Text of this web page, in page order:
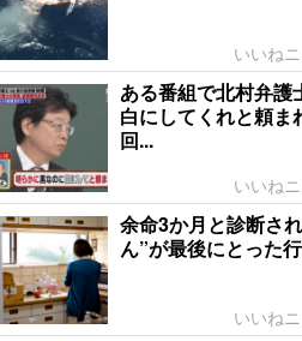
いいね
ある番組で北村弁護
白にしてくれと頼ま
回...
いいね
余命3か月と診断さ
ん”が最後にとった
いいね